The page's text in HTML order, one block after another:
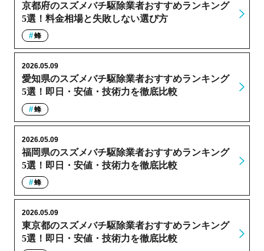
京都府のスズメバチ駆除業者おすすめランキング
5選！料金相場と失敗しない選び方
蜂
愛知県のスズメバチ駆除業者おすすめランキング
5選！即日・安値・技術力を徹底比較
2026.05.09
蜂
福岡県のスズメバチ駆除業者おすすめランキング
5選！即日・安値・技術力を徹底比較
2026.05.09
蜂
東京都のスズメバチ駆除業者おすすめランキング
5選！即日・安値・技術力を徹底比較
2026.05.09